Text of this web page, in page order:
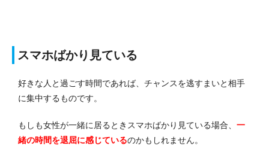
スマホばかり見ている
好きな人と過ごす時間であれば、チャンスを逃すまいと相手
に集中するものです。
もしも女性が一緒に居るときスマホばかり見ている場合、 一
緒の時間を退屈に感じているのかもしれません。